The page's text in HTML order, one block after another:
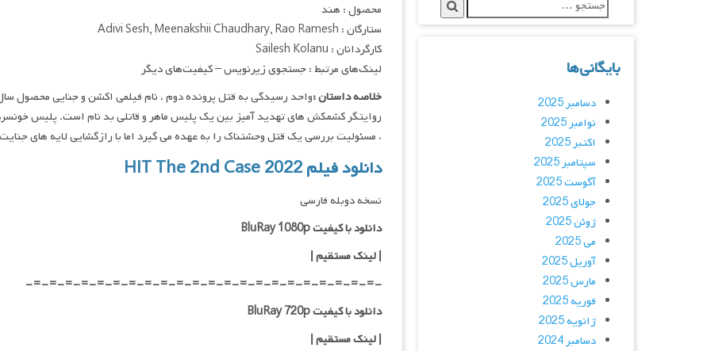
محصول : هند
ستارگان : Adivi Sesh, Meenakshii Chaudhary, Rao Ramesh
کارگردانان : Sailesh Kolanu
لینک‌های مرتبط : جستجوی زیرنویس – کیفیت‌های دیگر
خلاصه داستان :
روایتگر کشمکش های تهدید آمیز بین یک پلیس ماهر و قاتلی بد نام است. پلیس
، مسئولیت بررسی یک قتل وحشتناک را به عهده می گیرد اما با رازگشایی لایه های
دانلود فیلم HIT The 2nd Case 2022
نسخه دوبله فارسی
دانلود با کیفیت BluRay 1080p
|لینک مستقیم |
-=-=-=-=-=-=-=-=-=-=-=-=-=-=-=-=-=-=-=-=-=-=-
دانلود با کیفیت BluRay 720p
| لینک مستقیم |
بایگانی‌ها
دسامبر 2025
نوامبر 2025
اکتبر 2025
سپتامبر 2025
آگوست 2025
جولای 2025
ژوئن 2025
می 2025
آوریل 2025
مارس 2025
فوریه 2025
ژانویه 2025
دسامبر 2024